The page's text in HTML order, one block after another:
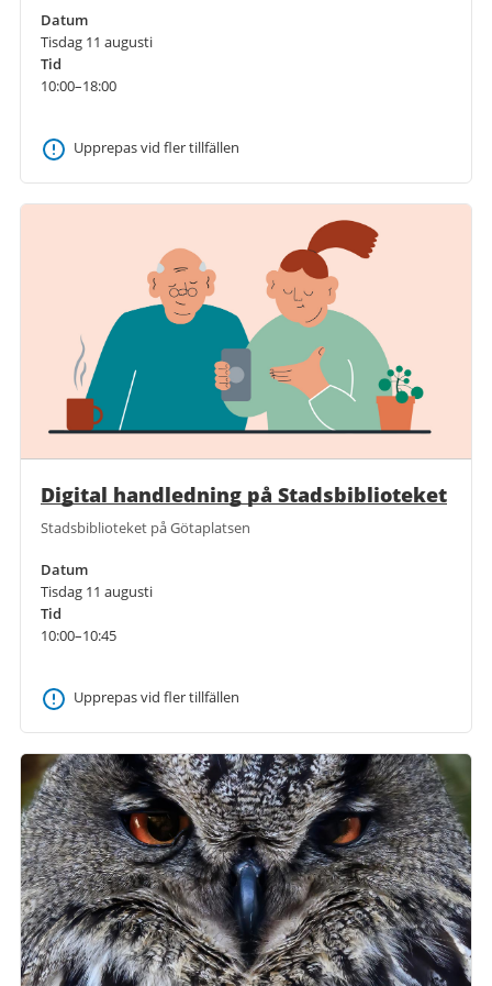
Datum
Tisdag 11 augusti
Tid
10:00–18:00
Upprepas vid fler tillfällen
Digital handledning på Stadsbiblioteket
Stadsbiblioteket på Götaplatsen
Datum
Tisdag 11 augusti
Tid
10:00–10:45
Upprepas vid fler tillfällen